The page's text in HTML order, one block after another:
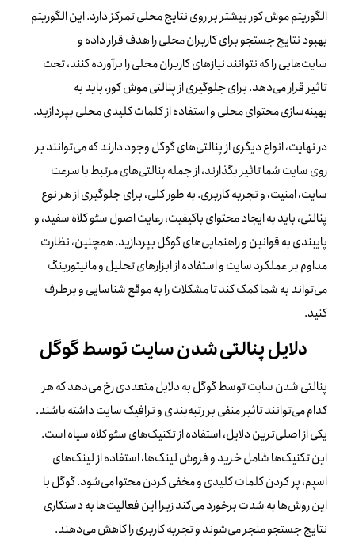
الگوریتم موش کور بیشتر بر روی نتایج محلی تمرکز دارد. این الگوریتم
بهبود نتایج جستجو برای کاربران محلی را هدف قرار داده و
سایت‌هایی را که نتوانند نیازهای کاربران محلی را برآورده کنند، تحت
تاثیر قرار می‌دهد. برای جلوگیری از پنالتی موش کور، باید به
بهینه‌سازی محتوای محلی و استفاده از کلمات کلیدی محلی بپردازید.
در نهایت، انواع دیگری از پنالتی‌های گوگل وجود دارند که می‌توانند بر
روی سایت شما تاثیر بگذارند، از جمله پنالتی‌های مرتبط با سرعت
سایت، امنیت، و تجربه کاربری. به طور کلی، برای جلوگیری از هر نوع
پنالتی، باید به ایجاد محتوای باکیفیت، رعایت اصول سئو کلاه سفید، و
پایبندی به قوانین و راهنمایی‌های گوگل بپردازید. همچنین، نظارت
مداوم بر عملکرد سایت و استفاده از ابزارهای تحلیل و مانیتورینگ
می‌تواند به شما کمک کند تا مشکلات را به موقع شناسایی و برطرف
کنید.
دلایل پنالتی شدن سایت توسط گوگل
پنالتی شدن سایت توسط گوگل به دلایل متعددی رخ می‌دهد که هر
کدام می‌توانند تاثیر منفی بر رتبه‌بندی و ترافیک سایت داشته باشند.
یکی از اصلی‌ترین دلایل، استفاده از تکنیک‌های سئو کلاه سیاه است.
این تکنیک‌ها شامل خرید و فروش لینک‌ها، استفاده از لینک‌های
اسپم، پر کردن کلمات کلیدی و مخفی کردن محتوا می‌شود. گوگل با
این روش‌ها به شدت برخورد می‌کند زیرا این فعالیت‌ها به دستکاری
نتایج جستجو منجر می‌شوند و تجربه کاربری را کاهش می‌دهند.